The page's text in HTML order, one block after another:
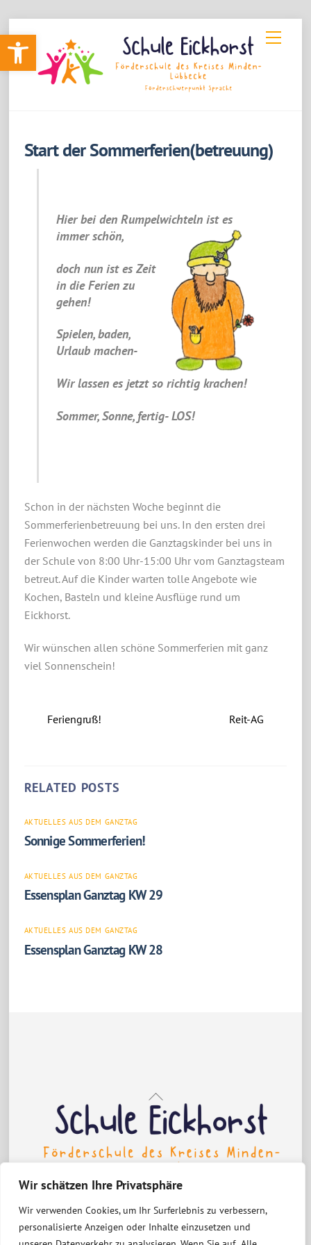
Werkzeugleiste öffnen
Wir schätzen Ihre Privatsphäre
Wir verwenden Cookies, um Ihr Surferlebnis zu verbessern,
personalisierte Anzeigen oder Inhalte einzusetzen und
to
content
Menu
Start der Sommerferien(betreuung)
Hier bei den Rumpelwichteln ist es
immer schön,
doch nun ist es Zeit
in die Ferien zu
gehen!
Spielen, baden,
Urlaub machen-
Wir lassen es jetzt so richtig krachen!
Sommer, Sonne, fertig- LOS!
Schon in der nächsten Woche beginnt die
Sommerferienbetreuung bei uns. In den ersten drei
Ferienwochen werden die Ganztagskinder bei uns in
der Schule von 8:00 Uhr-15:00 Uhr vom Ganztagsteam
betreut. Auf die Kinder warten tolle Angebote wie
Kochen, Basteln und kleine Ausflüge rund um
Eickhorst.
Wir wünschen allen schöne Sommerferien mit ganz
viel Sonnenschein!
Feriengruß! Reit-AG
RELATED POSTS
AKTUELLES AUS DEM GANZTAG
Sonnige Sommerferien!
AKTUELLES AUS DEM GANZTAG
Essensplan Ganztag KW 29
AKTUELLES AUS DEM GANZTAG
Essensplan Ganztag KW 28
Back
To
Top
Erklärung zur Barrierefreiheit